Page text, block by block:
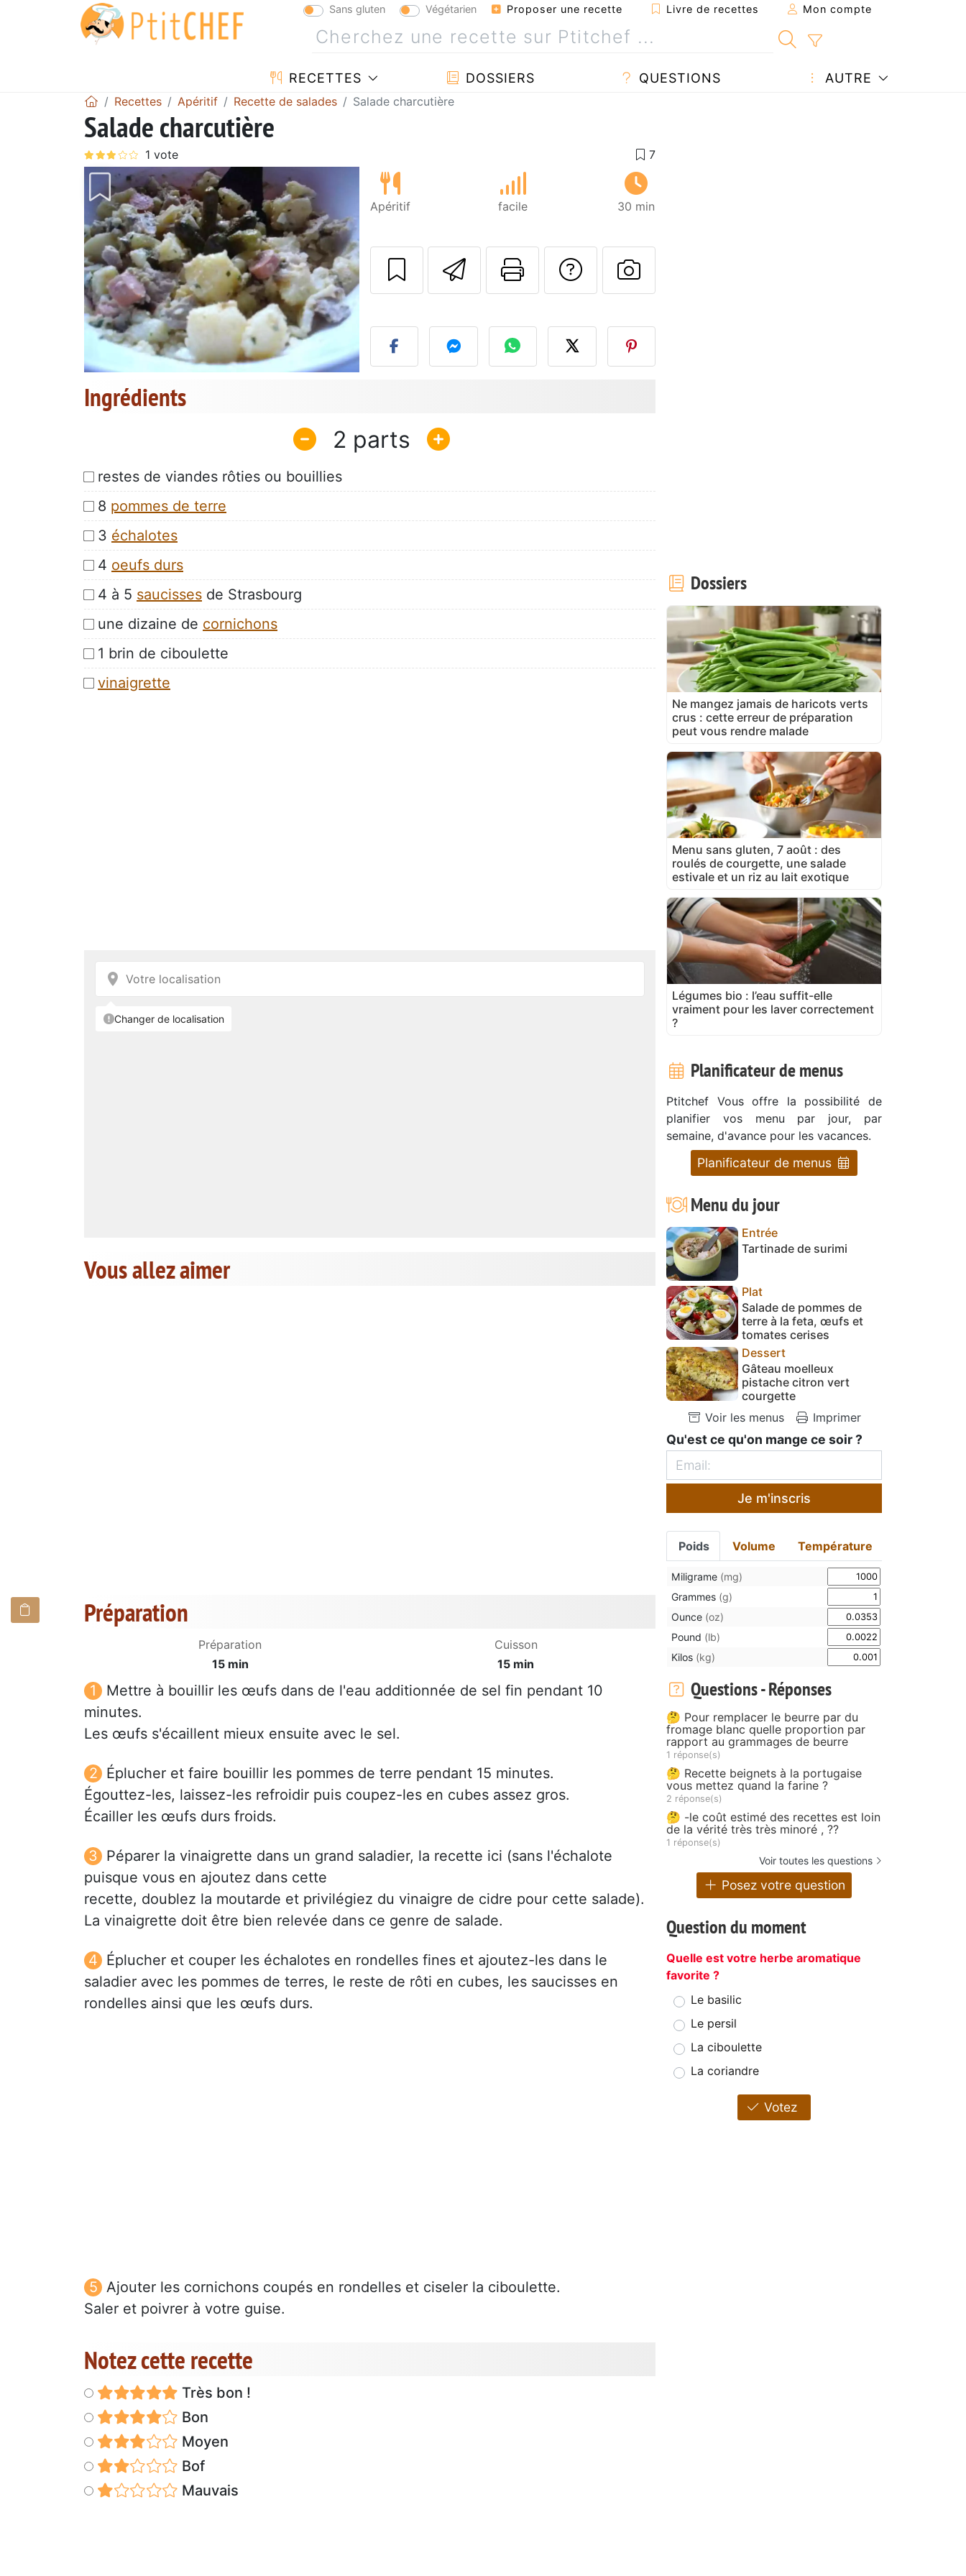
Sans gluten Végétarien Proposer une recette Livre de recettes Mon compte
RECETTES DOSSIERS QUESTIONS AUTRE
Recettes Apéritif Recette de salades Salade charcutière
Salade charcutière
Apéritif facile 30 min
Envoyer cette recette à un ami
Imprimer cette page
Poser une question à l'auteur
Publier votre photo de cette
Ingrédients
2
restes de viandes rôties ou bouillies
8 pommes de terre
3 échalotes
4 oeufs durs
4 à 5 saucisses de Strasbourg
une dizaine de cornichons
1 brin de ciboulette
vinaigrette
Vous allez aimer
Préparation
Préparation
15 min
Cuisson
15 min
Mettre à bouillir les œufs dans de l'eau additionnée de sel fin pendant 10
minutes.
Les œufs s'écaillent mieux ensuite avec le sel.
Éplucher et faire bouillir les pommes de terre pendant 15 minutes.
Égouttez-les, laissez-les refroidir puis coupez-les en cubes assez gros.
Écailler les œufs durs froids.
Péparer la vinaigrette dans un grand saladier, la recette ici (sans l'échalote
puisque vous en ajoutez dans cette
recette, doublez la moutarde et privilégiez du vinaigre de cidre pour cette salade).
La vinaigrette doit être bien relevée dans ce genre de salade.
Éplucher et couper les échalotes en rondelles fines et ajoutez-les dans le
saladier avec les pommes de terres, le reste de rôti en cubes, les saucisses en
rondelles ainsi que les œufs durs.
Ajouter les cornichons coupés en rondelles et ciseler la ciboulette.
Saler et poivrer à votre guise.
Notez cette recette
Très bon !
Bon
Moyen
Bof
Mauvais
Dossiers
Ne mangez jamais de haricots verts
crus : cette erreur de préparation
peut vous rendre malade
Menu sans gluten, 7 août : des
roulés de courgette, une salade
estivale et un riz au lait exotique
Légumes bio : l’eau suffit-elle
vraiment pour les laver correctement
?
Planificateur de menus
Ptitchef Vous offre la possibilité de
planifier vos menu par jour, par
semaine, d'avance pour les vacances.
Planificateur de menus
Menu du jour
Entrée
Tartinade de surimi
Plat
Salade de pommes de
terre à la feta, œufs et
tomates cerises
Dessert
Gâteau moelleux
pistache citron vert
courgette
Voir les menus
Imprimer
Qu'est ce qu'on mange ce soir ?
Je m'inscris
Poids Volume Température
Miligrame (mg)
Grammes (g)
Ounce (oz)
Pound (lb)
Kilos (kg)
Questions - Réponses
🤔 Pour remplacer le beurre par du
fromage blanc quelle proportion par
rapport au grammages de beurre
1 réponse(s)
🤔 Recette beignets à la portugaise
vous mettez quand la farine ?
2 réponse(s)
🤔 -le coût estimé des recettes est loin
de la vérité très très minoré , ??
1 réponse(s)
Voir toutes les questions
Posez votre question
Question du moment
Quelle est votre herbe aromatique
favorite ?
Le basilic
Le persil
La ciboulette
La coriandre
Votez